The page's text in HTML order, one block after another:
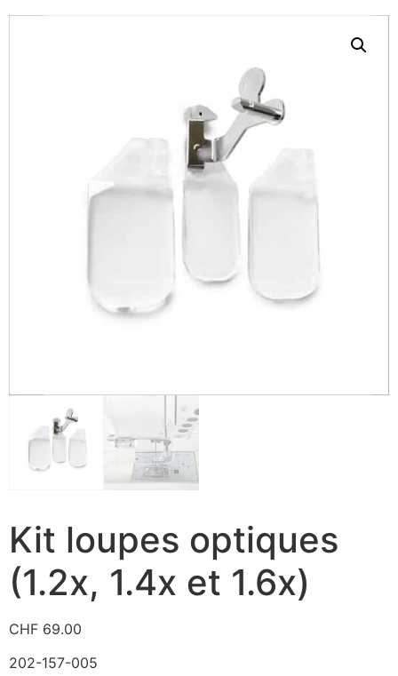
Kit loupes optiques
(1.2x, 1.4x et 1.6x)
CHF 69.00
202-157-005